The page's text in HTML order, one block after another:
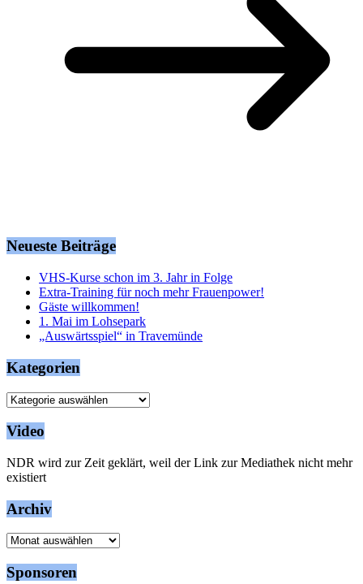
Neueste Beiträge
VHS-Kurse schon im 3. Jahr in Folge
Extra-Training für noch mehr Frauenpower!
Gäste willkommen!
1. Mai im Lohsepark
„Auswärtsspiel“ in Travemünde
Kategorien
Kategorien
Video
NDR wird zur Zeit geklärt, weil der Link zur Mediathek nicht mehr
existiert
Archiv
Archiv
Sponsoren